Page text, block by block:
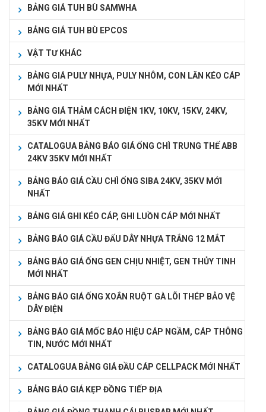
BẢNG GIÁ TUH BÙ SAMWHA
BẢNG GIÁ TUH BÙ EPCOS
VẬT TƯ KHÁC
BẢNG GIÁ PULY NHỰA, PULY NHÔM, CON LĂN KÉO CÁP
MỚI NHẤT
BẢNG GIÁ THẢM CÁCH ĐIỆN 1KV, 10KV, 15KV, 24KV,
35KV MỚI NHẤT
CATALOGUA BẢNG BÁO GIÁ ỐNG CHÌ TRUNG THẾ ABB
24KV 35KV MỚI NHẤT
BẢNG BÁO GIÁ CẦU CHÌ ỐNG SIBA 24KV, 35KV MỚI
NHẤT
BẢNG GIÁ GHI KÉO CÁP, GHI LUỒN CÁP MỚI NHẤT
BẢNG BÁO GIÁ CẦU ĐẤU DÂY NHỰA TRẮNG 12 MẮT
BẢNG BÁO GIÁ ỐNG GEN CHỊU NHIỆT, GEN THỦY TINH
MỚI NHẤT
BẢNG BÁO GIÁ ỐNG XOẮN RUỘT GÀ LÕI THÉP BẢO VỆ
DÂY ĐIỆN
BẢNG BÁO GIÁ MỐC BÁO HIỆU CÁP NGẦM, CÁP THÔNG
TIN, NƯỚC MỚI NHẤT
CATALOGUA BẢNG GIÁ ĐẦU CÁP CELLPACK MỚI NHẤT
BẢNG BÁO GIÁ KẸP ĐỒNG TIẾP ĐỊA